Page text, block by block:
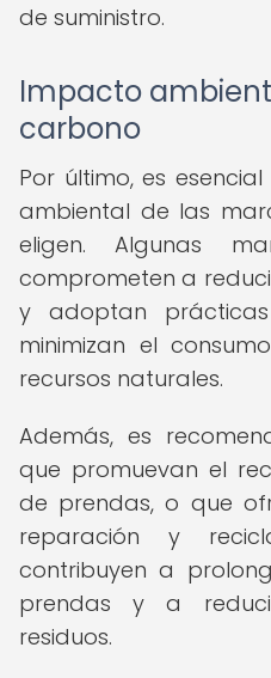
de suministro.
Impacto
carbono
Por último, es
ambiental de las
eligen. Algunas
comprometen a
y adoptan
minimizan el
recursos naturales.
Además, es
que promuevan el
de prendas, o que
reparación y
contribuyen a
prendas y a
residuos.